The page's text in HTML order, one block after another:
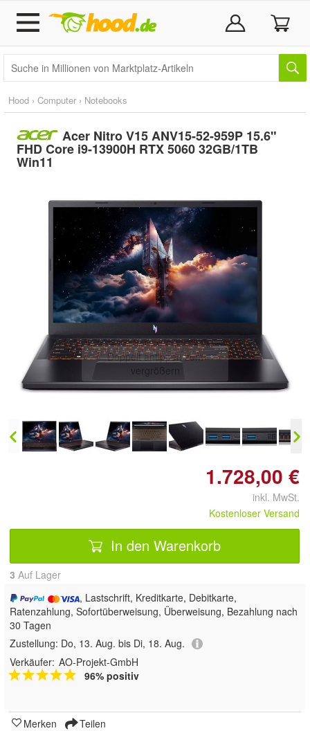
Hood › Computer › Notebooks
Acer Nitro V15 ANV15-52-959P 15.6"
FHD Core i9-13900H RTX 5060 32GB/1TB
Win11
Doppelt antippen zum
vergrößern
1.728,00 €
inkl. MwSt.
Kostenloser Versand
In den Warenkorb
3 Auf Lager
, Lastschrift, Kreditkarte, Debitkarte,
Ratenzahlung, Sofortüberweisung, Überweisung, Bezahlung nach
30 Tagen
Zustellung: Do, 13. Aug. bis Di, 18. Aug.
Verkäufer: AO-Projekt-GmbH
96% positiv
Merken Teilen